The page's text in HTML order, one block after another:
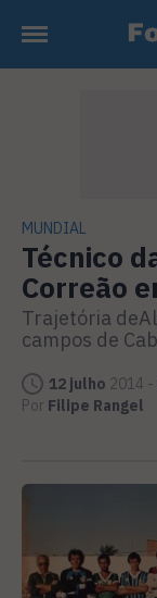
MUNDIAL
Técnico
Correão
Trajetória
campos de
12 julho 2014 -
Por Filipe Rangel